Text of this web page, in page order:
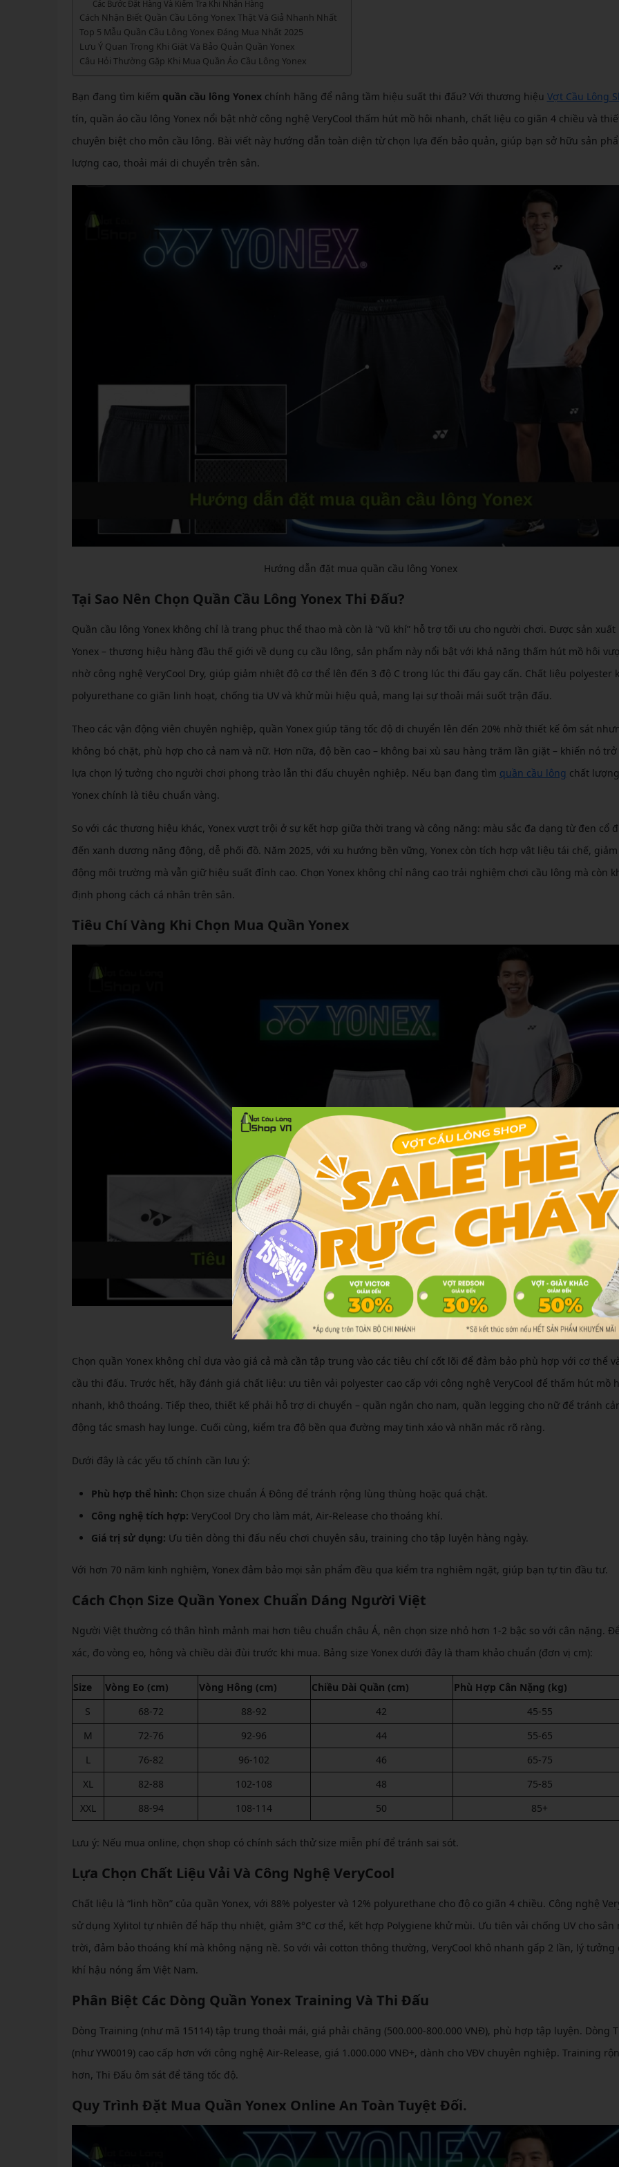
Vợt Pickleball Kamito
Vợt Pickleball Dưới 1tr
Xem thêm
VỢT CẦU LÔNG REDSON
VỢT CẦU LÔNG DAS X
VỢT CẦU LÔNG FLEET
VỢT CẦU LÔNG FORZA
GIÀY CẦU LÔNG KAWASAKI
GIÀY CẦU LÔNG FELET
Các Bước Đặt Hàng Và Kiểm Tra Khi Nhận Hàng
Cách Nhận Biết Quần Cầu Lông Yonex Thật Và Giả Nhanh Nhất
Top 5 Mẫu Quần Cầu Lông Yonex Đáng Mua Nhất 2025
Lưu Ý Quan Trọng Khi Giặt Và Bảo Quản Quần Yonex
Câu Hỏi Thường Gặp Khi Mua Quần Áo Cầu Lông Yonex
Bạn đang tìm kiếm quần cầu lông Yonexchính hãng để nâng tầm hiệu suất thi đấu? Với thương hiệu Vợt Cầu Lông
tín, quần áo cầu lông Yonex nổi bật nhờ công nghệ VeryCool thấm hút mồ hôi nhanh, chất liệu co giãn 4 chiều và
chuyên biệt cho môn cầu lông. Bài viết này hướng dẫn toàn diện từ chọn lựa đến bảo quản, giúp bạn sở hữu sản
lượng cao, thoải mái di chuyển trên sân.
Hướng dẫn đặt mua quần cầu lông Yonex
Tại Sao Nên Chọn Quần Cầu Lông Yonex Thi Đấu?
Quần cầu lông Yonex không chỉ là trang phục thể thao mà còn là “vũ khí” hỗ trợ tối ưu cho người chơi. Được sản xuất
Yonex – thương hiệu hàng đầu thế giới về dụng cụ cầu lông, sản phẩm này nổi bật với khả năng thấm hút mồ hôi
nhờ công nghệ VeryCool Dry, giúp giảm nhiệt độ cơ thể lên đến 3 độ C trong lúc thi đấu gay cấn. Chất liệu polyester
polyurethane co giãn linh hoạt, chống tia UV và khử mùi hiệu quả, mang lại sự thoải mái suốt trận đấu.
Theo các vận động viên chuyên nghiệp, quần Yonex giúp tăng tốc độ di chuyển lên đến 20% nhờ thiết kế ôm sát
không bó chặt, phù hợp cho cả nam và nữ. Hơn nữa, độ bền cao – không bai xù sau hàng trăm lần giặt – khiến nó
lựa chọn lý tưởng cho người chơi phong trào lẫn thi đấu chuyên nghiệp. Nếu bạn đang tìm quần cầu lông chất
Yonex chính là tiêu chuẩn vàng.
So với các thương hiệu khác, Yonex vượt trội ở sự kết hợp giữa thời trang và công năng: màu sắc đa dạng từ đen cổ
đến xanh dương năng động, dễ phối đồ. Năm 2025, với xu hướng bền vững, Yonex còn tích hợp vật liệu tái chế,
động môi trường mà vẫn giữ hiệu suất đỉnh cao. Chọn Yonex không chỉ nâng cao trải nghiệm chơi cầu lông mà còn
định phong cách cá nhân trên sân.
Tiêu Chí Vàng Khi Chọn Mua Quần Yonex
Tiêu Chí Vàng Khi Chọn Mua Quần Yonex
Chọn quần Yonex không chỉ dựa vào giá cả mà cần tập trung vào các tiêu chí cốt lõi để đảm bảo phù hợp với cơ thể
cầu thi đấu. Trước hết, hãy đánh giá chất liệu: ưu tiên vải polyester cao cấp với công nghệ VeryCool để thấm hút mồ
nhanh, khô thoáng. Tiếp theo, thiết kế phải hỗ trợ di chuyển – quần ngắn cho nam, quần legging cho nữ để tránh
động tác smash hay lunge. Cuối cùng, kiểm tra độ bền qua đường may tinh xảo và nhãn mác rõ ràng.
Dưới đây là các yếu tố chính cần lưu ý:
Phù hợp thể hình: Chọn size chuẩn Á Đông để tránh rộng lùng thùng hoặc quá chật.
Công nghệ tích hợp: VeryCool Dry cho làm mát, Air-Release cho thoáng khí.
Giá trị sử dụng: Ưu tiên dòng thi đấu nếu chơi chuyên sâu, training cho tập luyện hàng ngày.
Với hơn 70 năm kinh nghiệm, Yonex đảm bảo mọi sản phẩm đều qua kiểm tra nghiêm ngặt, giúp bạn tự tin đầu tư.
Cách Chọn Size Quần Yonex Chuẩn Dáng Người Việt
Người Việt thường có thân hình mảnh mai hơn tiêu chuẩn châu Á, nên chọn size nhỏ hơn 1-2 bậc so với cân nặng.
xác, đo vòng eo, hông và chiều dài đùi trước khi mua. Bảng size Yonex dưới đây là tham khảo chuẩn (đơn vị cm):
Size Vòng Eo (cm) Vòng Hông (cm) Chiều Dài Quần (cm)
Phù Hợp Cân Nặng (kg)
S
68-72 88-92 42
45-55
M
72-76 92-96 44
55-65
L
76-82 96-102 46
65-75
XL
82-88 102-108 48
75-85
XXL
88-94 108-114 50 85+
Lưu ý: Nếu mua online, chọn shop có chính sách thử size miễn phí để tránh sai sót.
Lựa Chọn Chất Liệu Vải Và Công Nghệ VeryCool
Chất liệu là “linh hồn” của quần Yonex, với 88% polyester và 12% polyurethane cho độ co giãn 4 chiều. Công nghệ
sử dụng Xylitol tự nhiên để hấp thụ nhiệt, giảm 3°C cơ thể, kết hợp Polygiene khử mùi. Ưu tiên vải chống UV cho sân
trời, đảm bảo thoáng khí mà không nặng nề. So với vải cotton thông thường, VeryCool khô nhanh gấp 2 lần, lý tưởng
khí hậu nóng ẩm Việt Nam.
Phân Biệt Các Dòng Quần Yonex Training Và Thi Đấu
Dòng Training (như mã 15114) tập trung thoải mái, giá phải chăng (500.000-800.000 VNĐ), phù hợp tập luyện. Dòng
(như YW0019) cao cấp hơn với công nghệ Air-Release, giá 1.000.000 VNĐ+, dành cho VĐV chuyên nghiệp. Training
hơn, Thi Đấu ôm sát để tăng tốc độ.
Quy Trình Đặt Mua Quần Yonex Online An Toàn Tuyệt Đối.